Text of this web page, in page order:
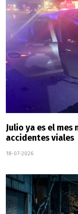
Julio ya es el
accidentes viales
18-07-2026